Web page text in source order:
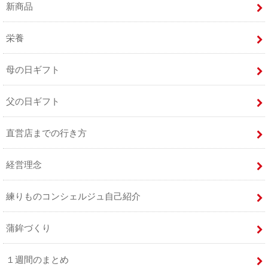
新商品
栄養
母の日ギフト
父の日ギフト
直営店までの行き方
経営理念
練りものコンシェルジュ自己紹介
蒲鉾づくり
１週間のまとめ